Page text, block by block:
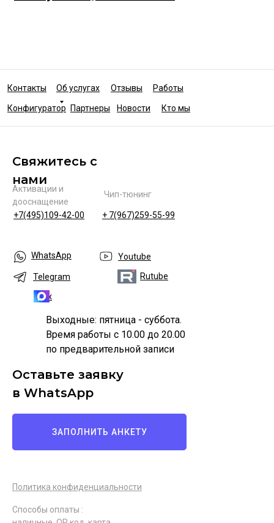
Кто мы
Конфигуратор
Отзывы
Об услугах Работы
Партнеры Новости
Контакты
Чип-тюнинг
+ 7(967)259-55-99
Политика конфиденциальности
Активации и
дооснащение
Оставьте заявку
в WhatsApp
Свяжитесь с
нами
ЗАПОЛНИТЬ АНКЕТУ
WhatsApp
Telegram
Max
Способы оплаты :
+7(495)109-42-00
Youtube
Rutube
Выходные: пятница - суббота.
Время работы с 10.00 до 20.00
по предварительной записи